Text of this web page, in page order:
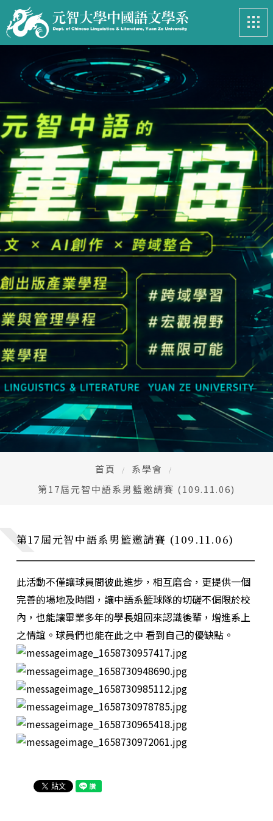
最新消息 News
系所簡介 Introduction
課程資訊 Course
招生專區 Admissions
學生事務 Student
亮眼足跡 Footprints
高中生懶人包 High school
CONTACT
Email：
cldept@saturn.yzu.edu.tw
校本部電話： +886-3-4638800 #2706,2707
地址：桃園市中壢區遠東路 135 號  元智五館 6 樓
首頁
系學會
第17屆元智中語系男籃邀請賽 (109.11.06)
第17屆元智中語系男籃邀請賽 (109.11.06)
畢業製作 元智文學獎 專案實習
系學會 系友專區
此活動不僅讓球員間彼此進步，相互磨合，更提供一個
完善的場地及時間，讓中語系籃球隊的切磋不侷限於校
內，也能讓畢業多年的學長姐回來認識後輩，增進系上
之情誼。球員們也能在此之中 看到自己的優缺點。